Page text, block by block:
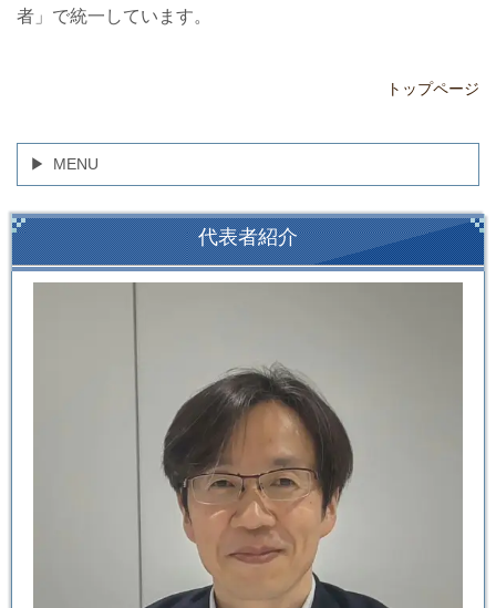
者」で統一しています。
トップページ
MENU
代表者紹介